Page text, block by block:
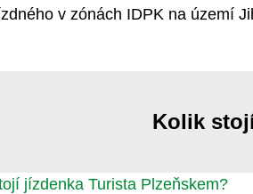
v zónách IDPK na území
Kolik
jízdenka Turista Plzeňskem?